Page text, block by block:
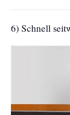
6) Schnell